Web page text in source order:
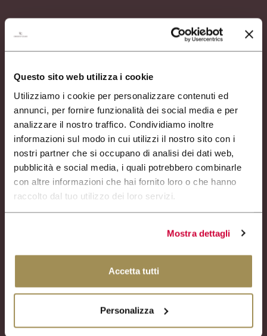
Questo sito web utilizza i cookie
Utilizziamo i cookie per personalizzare contenuti ed
annunci, per fornire funzionalità dei social media e per
analizzare il nostro traffico. Condividiamo inoltre
informazioni sul modo in cui utilizzi il nostro sito con i
nostri partner che si occupano di analisi dei dati web,
pubblicità e social media, i quali potrebbero combinarle
con altre informazioni che hai fornito loro o che hanno
raccolto dal tuo utilizzo dei loro servizi.
Mostra dettagli
Accetta tutti
Personalizza
DECOUVRE
NOTRE BOUTIQUE
EXCLUSIVE
WINE CLUB
CERCA
La tenuta
Vins
News
Événements d’affaires
Contacts
TROUVEZ-NOUS SUR:
Facebook
Instagram
PARTNERS:
WINE SHOP
Via Stanzano, 2160
Castel San Pietro Terme
40024 BO
SIÈGE SOCIAL
Offices